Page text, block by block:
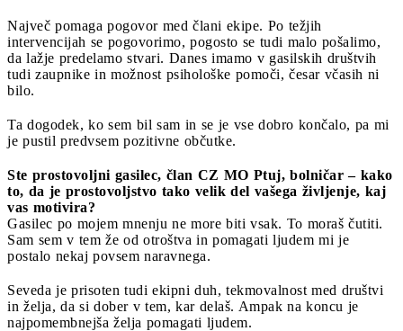
Največ pomaga pogovor med člani ekipe. Po težjih
intervencijah se pogovorimo, pogosto se tudi malo pošalimo,
da lažje predelamo stvari. Danes imamo v gasilskih društvih
tudi zaupnike in možnost psihološke pomoči, česar včasih ni
bilo.
Ta dogodek, ko sem bil sam in se je vse dobro končalo, pa mi
je pustil predvsem pozitivne občutke.
Ste prostovoljni gasilec, član CZ MO Ptuj, bolničar – kako
to, da je prostovoljstvo tako velik del vašega življenje, kaj
vas motivira?
Gasilec po mojem mnenju ne more biti vsak. To moraš čutiti.
Sam sem v tem že od otroštva in pomagati ljudem mi je
postalo nekaj povsem naravnega.
Seveda je prisoten tudi ekipni duh, tekmovalnost med društvi
in želja, da si dober v tem, kar delaš. Ampak na koncu je
najpomembnejša želja pomagati ljudem.